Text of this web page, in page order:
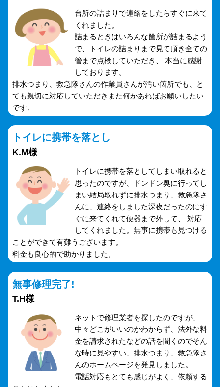
台所の詰まりで連絡をしたらすぐに来て
くれました。
詰まるときはいろんな箇所が詰まるよう
で、トイレの詰まりまで見て頂き全ての
管まで点検していただき、 本当に感謝
しております。
排水つまり、救急隊さんの作業員さんが汚い箇所でも、と
ても親切に対応していただきまた何かあればお願いしたい
です。
トイレに携帯を落とし
K.M様
トイレに携帯を落としてしまい取れると
思ったのですが、ドンドン奥に行ってし
まい結局取れずに排水つまり、救急隊さ
んに、連絡をしました深夜だったのにす
ぐに来てくれて便器まで外して、 対応
してくれました。無事に携帯も見つける
ことができて有難うございます。
料金も良心的で助かりました。
無事修理完了!
T.H様
ネットで修理業者を探したのですが、
中々どこがいいのかわからず、法外な料
金を請求されたなどの話を聞くのでそん
な時に見やすい、排水つまり、救急隊さ
んのホームページを発見しました。
電話対応もとても感じがよく、依頼する